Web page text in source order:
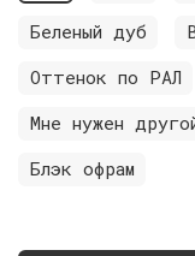
Беленый дуб
Оттенок по РАЛ
Мне нужен
Блэк офрам